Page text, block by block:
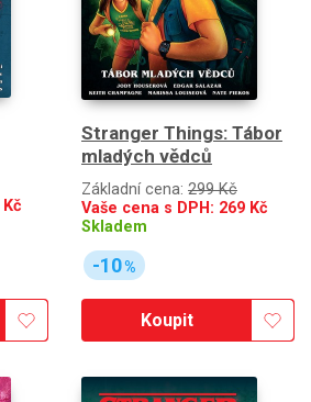
Kč
Stranger Things: Tábor
mladých vědců
Základní cena: 299 Kč
Vaše cena s DPH: 269 Kč
Skladem
-10%
Koupit